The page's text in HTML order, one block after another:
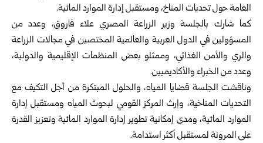
العامة حول تحديات المناخ، ومستقبل إدارة الموارد المائية.
كما شارك بالجلسة وزير الزراعة المصري علاء فاروق، وعدد من
المسؤولين في الدول العربية والعالمية المختصين في مجالات الزراعة
والري والأمن الغذائي، وممثلو بعض المنظمات الإقليمية والدولية،
وعدد من الخبراء والأكاديميين.
وناقشت الجلسة قضايا المياه، والحلول المبتكرة من أجل التكيف مع
التحديات المناخية، وإرث المركز القومي لبحوث المياه ومستقبل إدارة
الموارد المائية، ومدى إمكانية تطوير إدارة الموارد المائية وتعزيز القدرة
على المرونة لمستقبل أكثر استدامة.